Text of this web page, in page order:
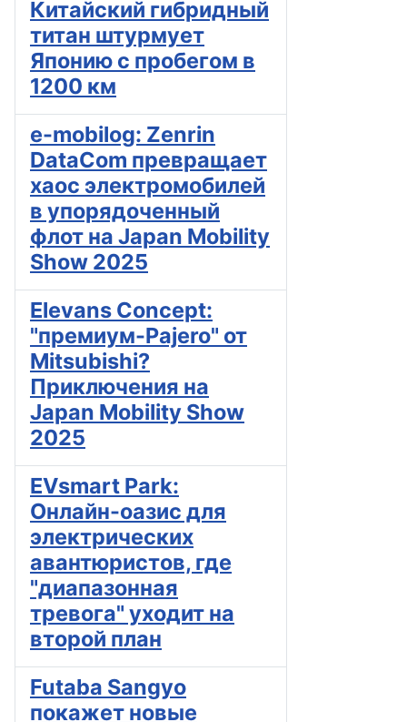
Китайский гибридный
титан штурмует
Японию с пробегом в
1200 км
e-mobilog: Zenrin
DataCom превращает
хаос электромобилей
в упорядоченный
флот на Japan Mobility
Show 2025
Elevans Concept:
"премиум-Pajero" от
Mitsubishi?
Приключения на
Japan Mobility Show
2025
EVsmart Park:
Онлайн-оазис для
электрических
авантюристов, где
"диапазонная
тревога" уходит на
второй план
Futaba Sangyo
покажет новые